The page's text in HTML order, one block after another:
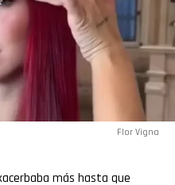
Flor Vigna
más hasta que